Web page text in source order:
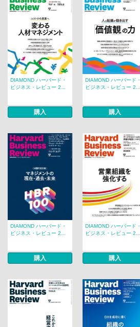
DIAMOND ハーバード・
ビジネス・レビュー 2...
購入
DIAMOND ハーバード・
ビジネス・レビュー 2...
購入
DIAMOND ハーバード・
ビジネス・レビュー 2...
購入
DIAMOND ハーバード・
ビジネス・レビュー 2...
購入